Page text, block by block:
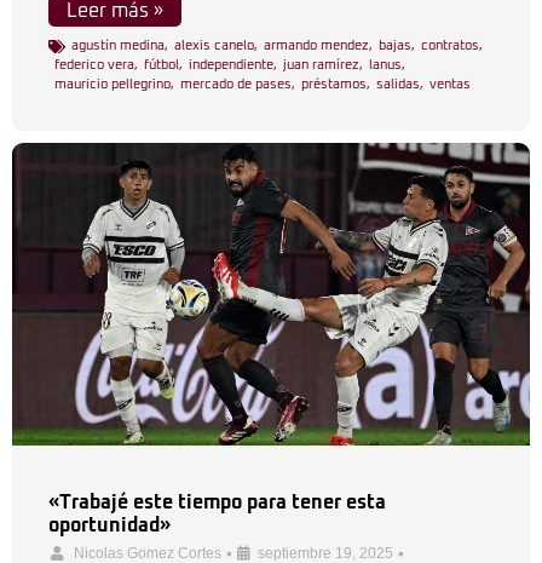
Leer más »
agustín medina, alexis canelo, armando mendez, bajas, contratos,
federico vera, fútbol , independiente, juan ramírez, lanus,
mauricio pellegrino, mercado de pases, préstamos, salidas, ventas
«Trabajé este tiempo para tener esta
oportunidad»
Nicolas Gomez Cortes • septiembre 19, 2025 •